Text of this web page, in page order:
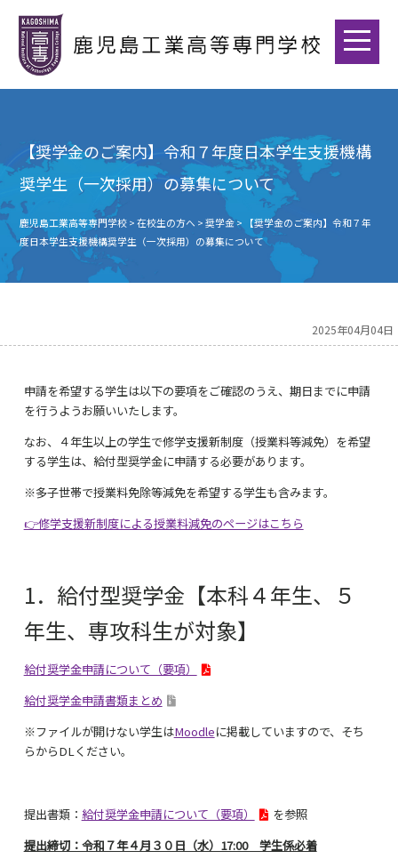
【奨学金のご案内】令和７年度日本学生支援機構
奨学生（一次採用）の募集について
鹿児島工業高等専門学校>在校生の方へ >奨学金>
【奨学金のご案内】令和７年
度日本学生支援機構奨学生（一次採用）の募集について
2025年04月04日
申請を希望する学生は以下の要項をご確認のうえ、期日までに申請
を行うようお願いいたします。
なお、４年生以上の学生で修学支援新制度（授業料等減免）を希望
する学生は、給付型奨学金に申請する必要があります。
※多子世帯で授業料免除等減免を希望する学生も含みます。
👉修学支援新制度による授業料減免のページはこちら
1．給付型奨学金【本科４年生、５
年生、専攻科生が対象】
給付奨学金申請について（要項）
給付奨学金申請書類まとめ
※ファイルが開けない学生はMoodleに掲載していますので、そち
らからDLください。
提出書類： 給付奨学金申請について（要項）
を参照
提出締切：令和７年４月３０日（水）17:00 学生係必着